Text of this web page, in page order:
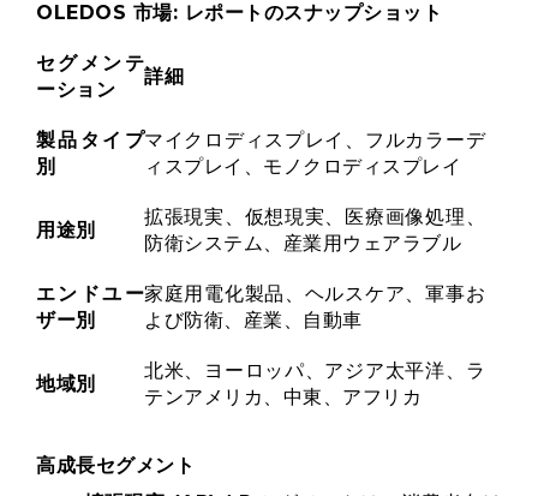
OLEDOS 市場: レポートのスナップショット
セグメンテ
ーション
詳細
製品タイプ
別
マイクロディスプレイ、フルカラーデ
ィスプレイ、モノクロディスプレイ
用途別
拡張現実、仮想現実、医療画像処理、
防衛システム、産業用ウェアラブル
エンドユー
ザー別
家庭用電化製品、ヘルスケア、軍事お
よび防衛、産業、自動車
地域別
北米、ヨーロッパ、アジア太平洋、ラ
テンアメリカ、中東、アフリカ
高成長セグメント